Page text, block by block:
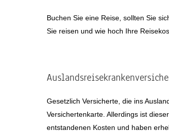
Buchen Sie eine Reise, sollten Sie
Sie reisen und wie hoch Ihre
Gesetzlich Versicherte, die ins
Versichertenkarte. Allerdings ist
entstandenen Kosten und haben